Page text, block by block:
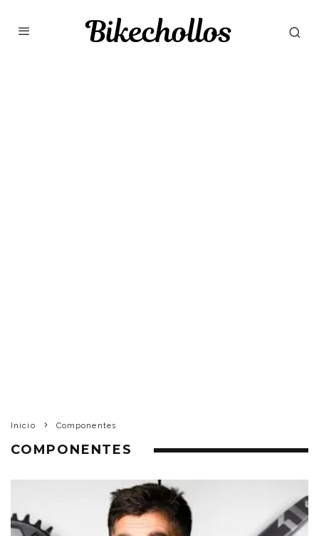
Inicio Componentes
COMPONENTES